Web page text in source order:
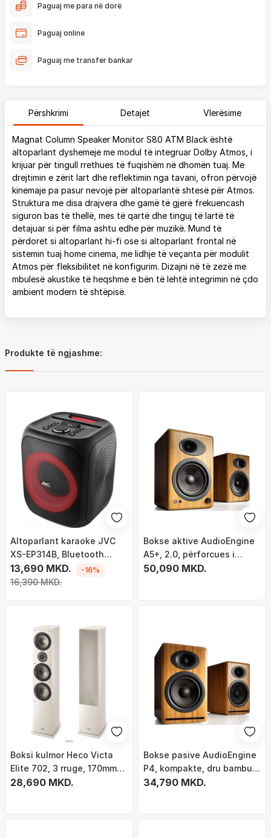
Paguaj me para në dorë
Paguaj online
Paguaj me transfer bankar
Përshkrimi Detajet Vlerësime
Magnat Column Speaker Monitor S80 ATM Black është
altoparlant dyshemeje me modul të integruar Dolby Atmos, i
krijuar për tingull rrethues të fuqishëm në dhomën tuaj. Me
drejtimin e zërit lart dhe reflektimin nga tavani, ofron përvojë
kinemaje pa pasur nevojë për altoparlantë shtesë për Atmos.
Struktura me disa drajvera dhe gamë të gjerë frekuencash
siguron bas të thellë, mes të qartë dhe tinguj të lartë të
detajuar si për filma ashtu edhe për muzikë. Mund të
përdoret si altoparlant hi-fi ose si altoparlant frontal në
sistemin tuaj home cinema, me lidhje të veçanta për modulit
Atmos për fleksibilitet në konfigurim. Dizajni në të zezë me
mbulesë akustike të heqshme e bën të lehtë integrimin në çdo
ambient modern të shtëpisë.
Produkte të ngjashme:
Altoparlant karaoke JVC
XS-EP314B, Bluetooth
TWS, USB, i zi
13,690 MKD.
16,390 MKD.
-16%
Bokse aktive AudioEngine
A5+, 2.0, përforcues i
integruar, bamboo
50,090 MKD.
Boksi kulmor Heco Victa
Elite 702, 3 rruge, 170mm
woofer, i bardhë
28,690 MKD.
Bokse pasive AudioEngine
P4, kompakte, dru bambu,
ngjyrë natyrale
34,790 MKD.